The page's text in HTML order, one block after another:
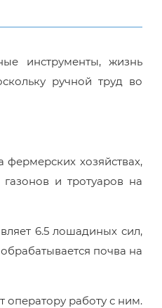
инструменты, жизнь
ручной труд во
хозяйствах,
и тротуаров на
6.5 лошадиных сил,
почва на
оператору работу с ним.